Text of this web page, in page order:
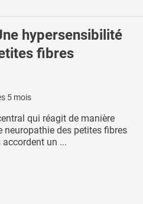
hypersensibilité
fibres
5 mois
qui réagit de manière
neuropathie des petites fibres
un ...